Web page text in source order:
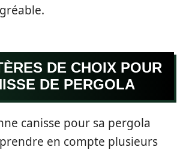
DE CHOIX POUR
DE PERGOLA
canisse pour sa pergola
en compte plusieurs